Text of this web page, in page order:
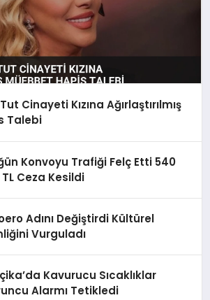
Cinayeti Kızına Ağırlaştırılmış
Talebi
Konvoyu Trafiği Felç Etti 540
TL Ceza Kesildi
Adını Değiştirdi Kültürel
Vurguladı
Kavurucu Sıcaklıklar
Alarmı Tetikledi